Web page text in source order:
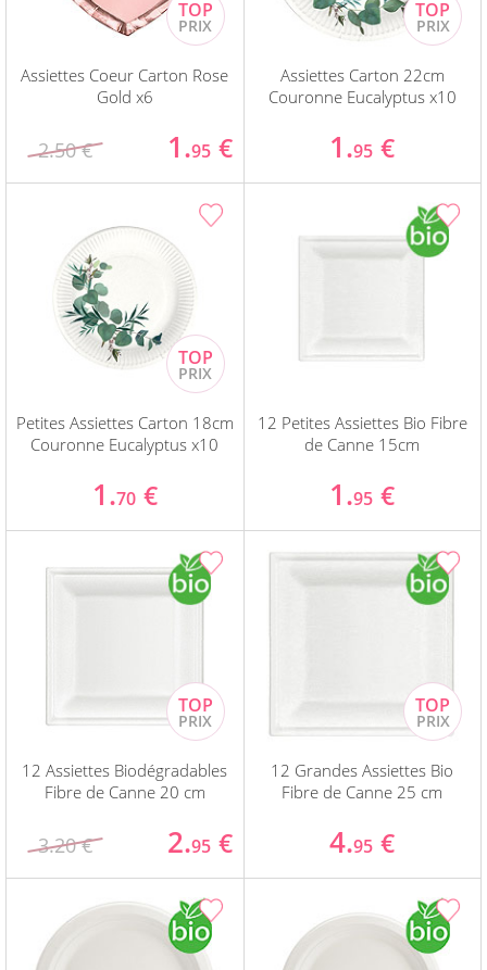
Assiettes Coeur Carton Rose
Gold x6
2.50 € 1.95 €
Assiettes Carton 22cm
Couronne Eucalyptus x10
1.95 €
Petites Assiettes Carton 18cm
Couronne Eucalyptus x10
1.70 €
12 Petites Assiettes Bio Fibre
de Canne 15cm
1.95 €
12 Assiettes Biodégradables
Fibre de Canne 20 cm
3.20 € 2.95 €
12 Grandes Assiettes Bio
Fibre de Canne 25 cm
4.95 €